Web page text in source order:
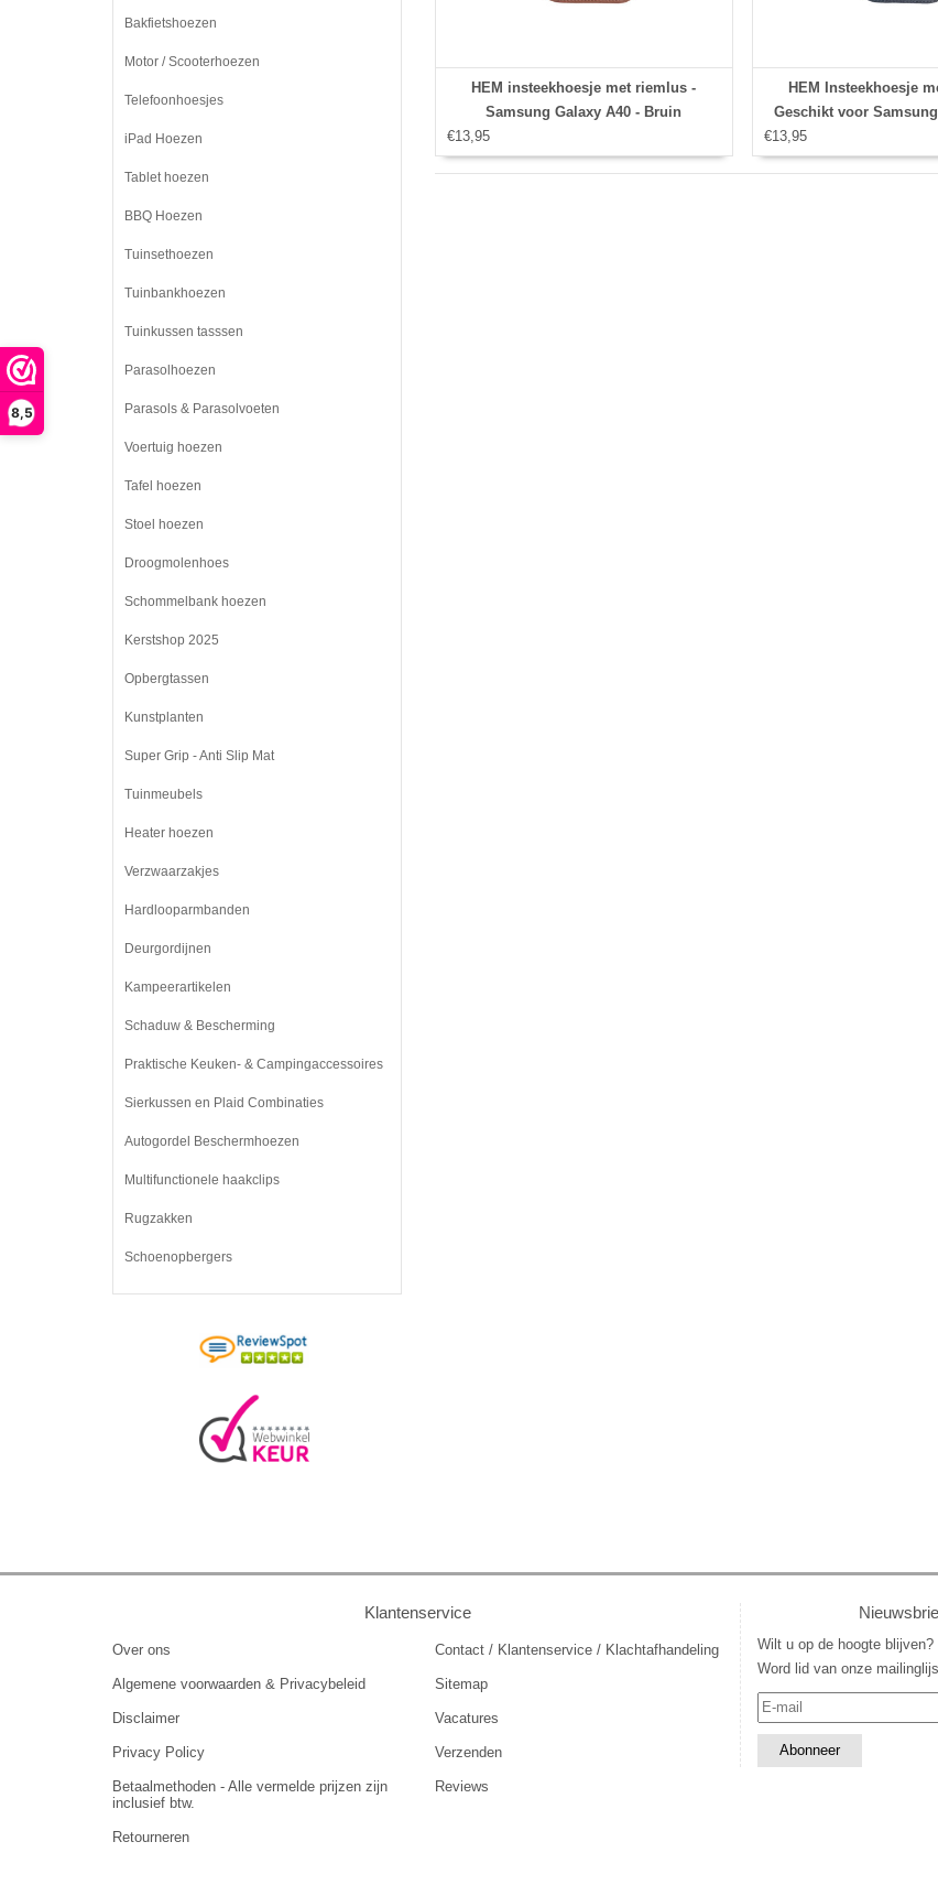
8,5
HEM insteekhoesje met riemlus -
Samsung Galaxy A40 - Bruin
€13,95
HEM Insteekhoesje
Geschikt voor
€13,95
Bakfietshoezen
Motor / Scooterhoezen
Telefoonhoesjes
iPad Hoezen
Tablet hoezen
BBQ Hoezen
Tuinsethoezen
Tuinbankhoezen
Tuinkussen tasssen
Parasolhoezen
Parasols & Parasolvoeten
Voertuig hoezen
Tafel hoezen
Stoel hoezen
Droogmolenhoes
Schommelbank hoezen
Kerstshop 2025
Opbergtassen
Kunstplanten
Super Grip - Anti Slip Mat
Tuinmeubels
Heater hoezen
Verzwaarzakjes
Hardlooparmbanden
Deurgordijnen
Kampeerartikelen
Schaduw & Bescherming
Praktische Keuken- & Campingaccessoires
Sierkussen en Plaid Combinaties
Autogordel Beschermhoezen
Multifunctionele haakclips
Rugzakken
Schoenopbergers
Klantenservice
Over ons
Algemene voorwaarden & Privacybeleid
Disclaimer
Privacy Policy
Betaalmethoden - Alle vermelde prijzen zijn
inclusief btw.
Retourneren
Contact / Klantenservice / Klachtafhandeling
Sitemap
Vacatures
Verzenden
Reviews
Wilt u op de hoogte blijven?
Word lid van onze